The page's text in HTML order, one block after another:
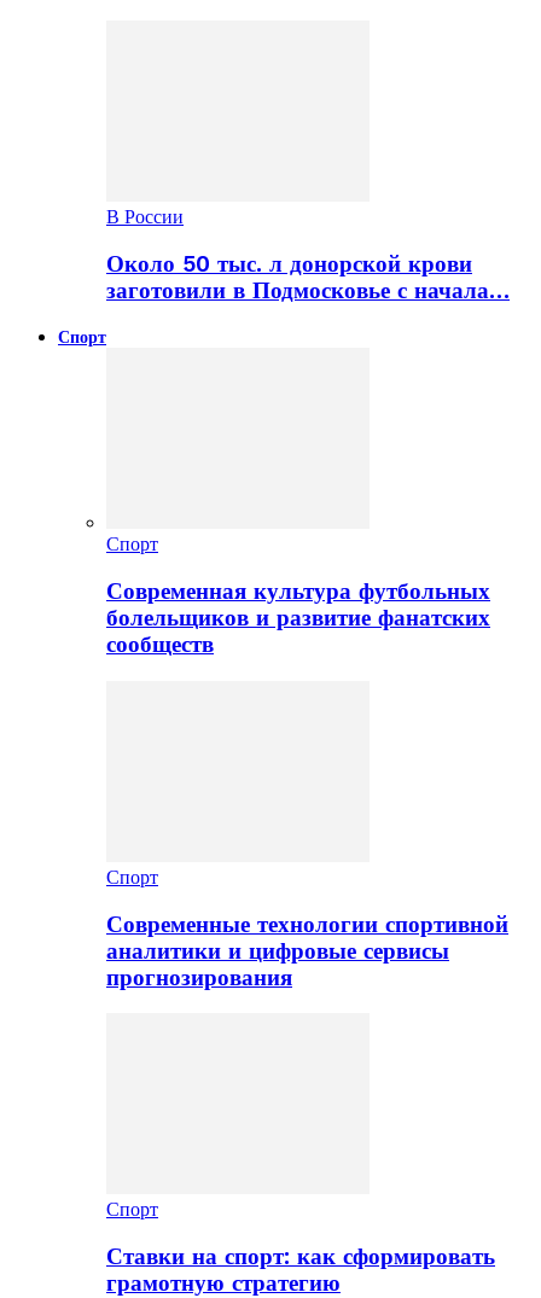
В России
Около 50 тыс. л донорской крови
заготовили в Подмосковье с начала…
Спорт
Спорт
Современная культура футбольных
болельщиков и развитие фанатских
сообществ
Спорт
Современные технологии спортивной
аналитики и цифровые сервисы
прогнозирования
Спорт
Ставки на спорт: как сформировать
грамотную стратегию